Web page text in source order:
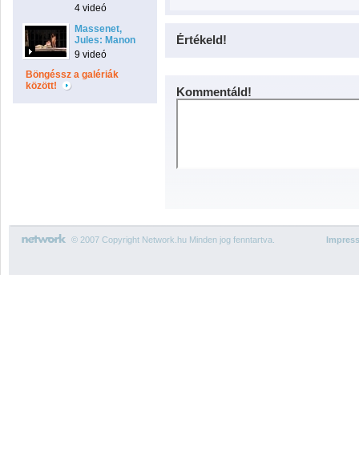
4 videó
Massenet,
Jules: Manon
9 videó
Böngéssz a galériák
között!
Értékeld!
Kommentáld!
© 2007 Copyright Network.hu Minden jog fenntartva.